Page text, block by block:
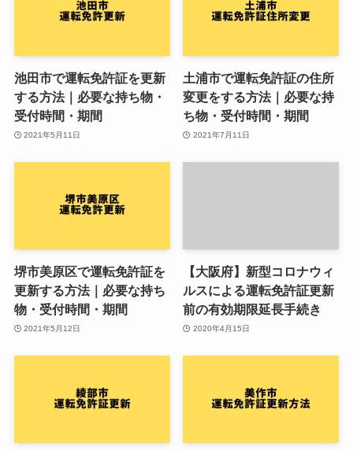
池田市で運転免許証を更新
する方法｜必要な持ち物・
受付時間・期間
2021年5月11日
土浦市で運転免許証の住所
変更をする方法｜必要な持
ち物・受付時間・期間
2021年7月11日
堺市美原区で運転免許証を
更新する方法｜必要な持ち
物・受付時間・期間
2021年5月12日
【大阪府】新型コロナウィ
ルスによる運転免許証更新
前の有効期限延長手続き
2020年4月15日